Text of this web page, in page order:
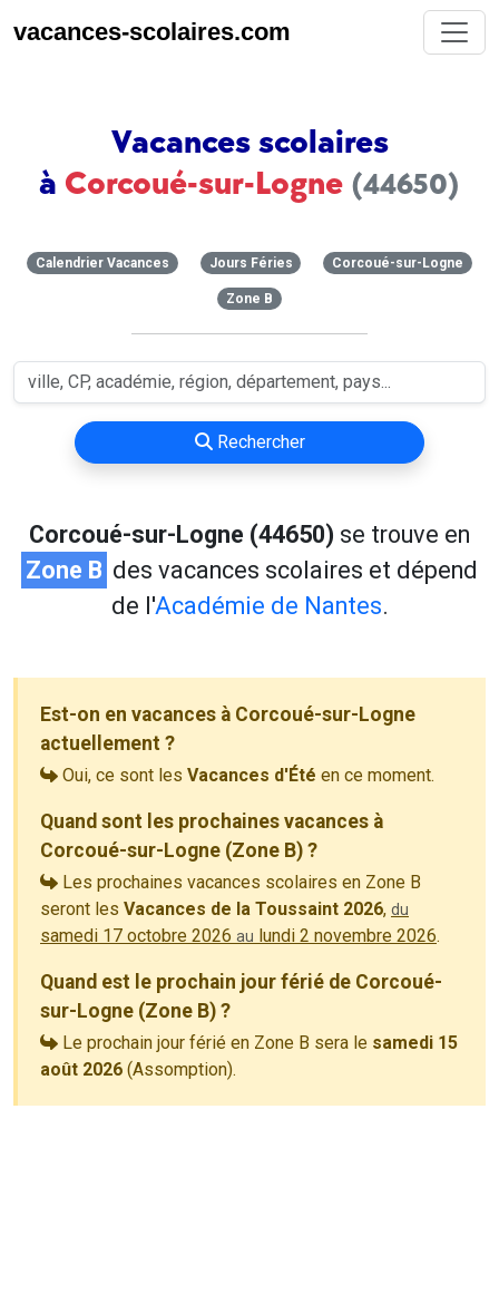
vacances-scolaires.com
Vacances scolaires
à Corcoué-sur-Logne (44650)
Calendrier Vacances Jours Féries Corcoué-sur-Logne
Zone B
Rechercher
Corcoué-sur-Logne (44650) se trouve en
Zone B des vacances scolaires et dépend
de l'Académie de Nantes.
Est-on en vacances à Corcoué-sur-Logne
actuellement ?
Oui, ce sont les Vacances d'Été en ce moment.
Quand sont les prochaines vacances à
Corcoué-sur-Logne (Zone B) ?
Les prochaines vacances scolaires en Zone B
seront les Vacances de la Toussaint 2026, du
samedi 17 octobre 2026 au lundi 2 novembre 2026.
Quand est le prochain jour férié de Corcoué-
sur-Logne (Zone B) ?
Le prochain jour férié en Zone B sera le samedi 15
août 2026 (Assomption).